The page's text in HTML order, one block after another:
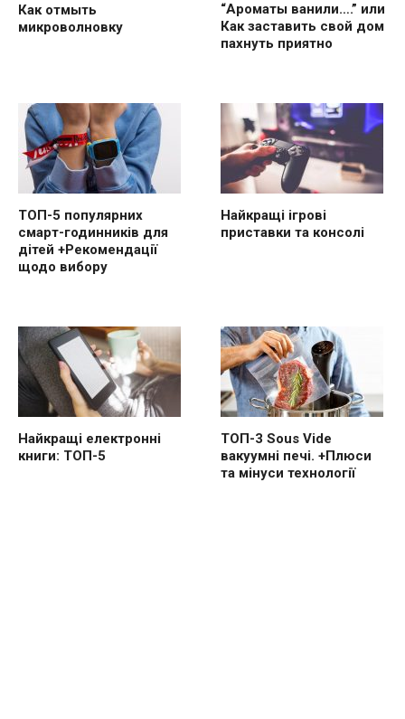
Как отмыть
микроволновку
“Ароматы ванили….” или
Как заставить свой дом
пахнуть приятно
ТОП-5 популярних
смарт-годинників для
дітей +Рекомендації
щодо вибору
Найкращі ігрові
приставки та консолі
Найкращі електронні
книги: ТОП-5
ТОП-3 Sous Vide
вакуумні печі. +Плюси
та мінуси технології